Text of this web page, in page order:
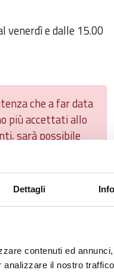
Dettagli
contenuti ed
il nostro
venerdì e dalle 15.00
che a far data
più accettati allo
sarà possibile
sistemi di
01/07/2024 - 12:00
al10/04/2024 - 12:28